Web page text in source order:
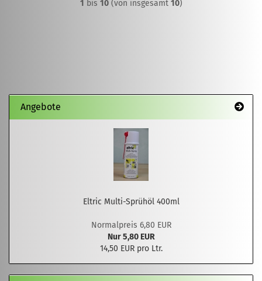
1 bis 10(von insgesamt 10)
Angebote
Eltric Multi-Sprühöl 400ml
Normalpreis 6,80 EUR
Nur 5,80 EUR
14,50 EUR pro Ltr.